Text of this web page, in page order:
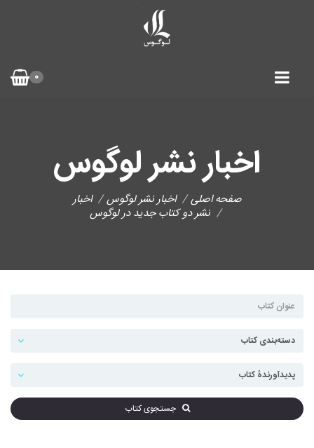
0
اخبار نشر لوگوس
صفحه اصلی اخبار نشر لوگوس
اخبار
نشر دو کتاب جدید در لوگوس
جستجوی کتاب